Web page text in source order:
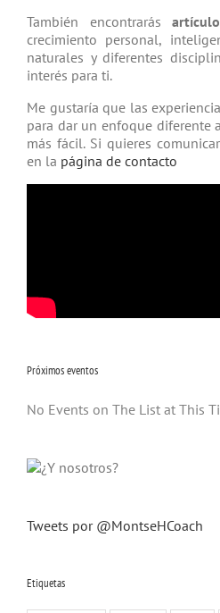
También encontrarás
crecimiento personal,
natu­rales y diferentes
interés para ti.
Me gustaría que las
para dar un enfoque diferente
más fácil. Si quieres
en la página de contacto
Próximos eventos
No Events on The List at This
Tweets por @MontseHCoach
Etiquetas